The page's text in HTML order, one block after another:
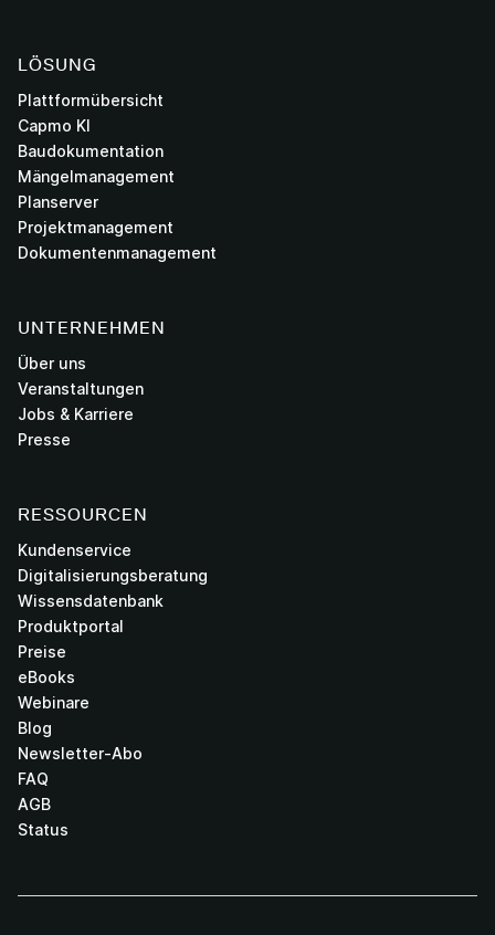
LÖSUNG
Plattformübersicht
Capmo KI
Baudokumentation
Mängelmanagement
Planserver
Projektmanagement
Dokumentenmanagement
UNTERNEHMEN
Über uns
Veranstaltungen
Jobs & Karriere
Presse
RESSOURCEN
Kundenservice
Digitalisierungsberatung
Wissensdatenbank
Produktportal
Preise
eBooks
Webinare
Blog
Newsletter-Abo
FAQ
AGB
Status